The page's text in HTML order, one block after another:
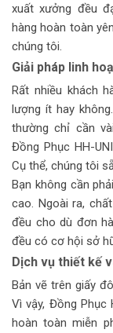
xuất xưởng đều
hàng hoàn toàn
chúng tôi.
Giải pháp linh
Rất nhiều khách
lượng ít hay
thường chỉ cần
Đồng Phục HH-
Cụ thể, chúng tôi
Bạn không cần
cao. Ngoài ra,
đều cho dù đơn
đều có cơ hội sở
Dịch vụ thiết kế
Bản vẽ trên giấy
Vì vậy, Đồng Phục
hoàn toàn miễn